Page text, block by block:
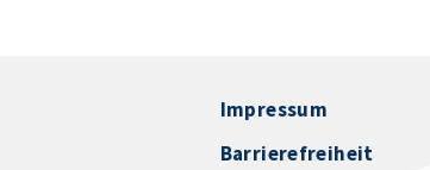
Impressum
Barrierefreiheit